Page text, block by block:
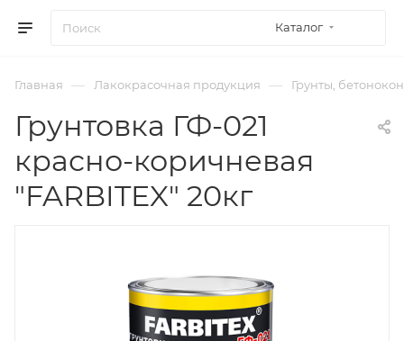
Каталог
Главная — Лакокрасочная продукция — Грунты,
Грунтовка ГФ-021
красно-коричневая
"FARBITEX" 20кг